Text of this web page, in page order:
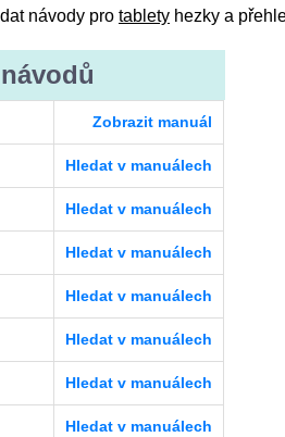
návody pro tablety hezky a
Zobrazit manuál
Hledat v manuálech
Hledat v manuálech
Hledat v manuálech
Hledat v manuálech
Hledat v manuálech
Hledat v manuálech
Hledat v manuálech